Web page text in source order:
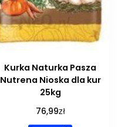
Kurka Naturka Pasza
Nutrena Nioska dla kur
25kg
76,99zł